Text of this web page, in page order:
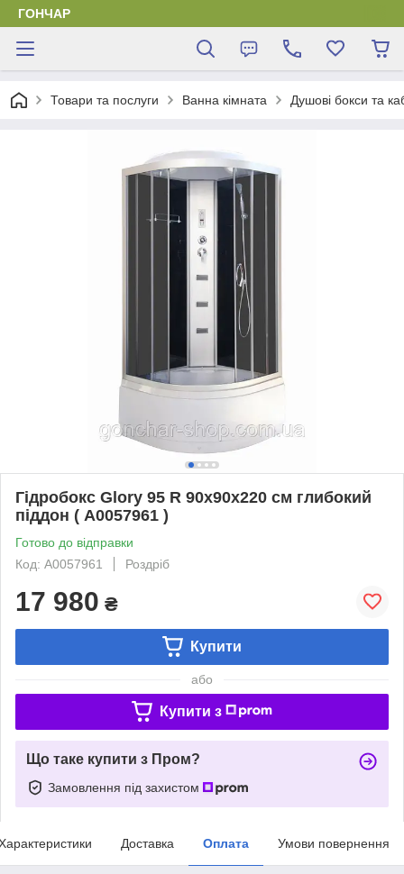
ГОНЧАР
Товари та послуги Ванна кімната Душові бокси та
Гідробокс Glory 95 R 90x90x220 см глибокий
піддон ( А0057961 )
Готово до відправки
Код: А0057961
Роздріб
17 980 ₴
Купити
або
Купити з
Що таке купити з Пром?
Замовлення під захистом
Доставка Оплата Умови повернення